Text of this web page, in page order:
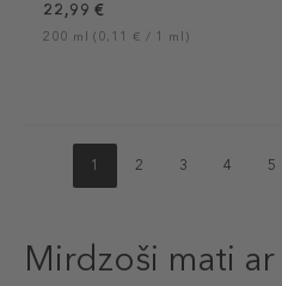
22,99 €
200 ml (0,11 € / 1 ml)
1 2 3 4 5
Mirdzoši mati